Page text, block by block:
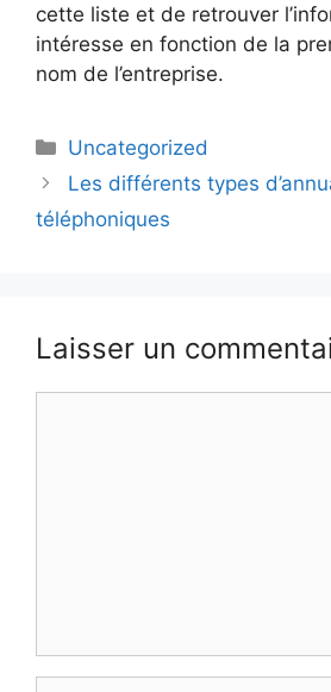
cette liste et de retrouver
intéresse en fonction de la
nom de l’entreprise.
Catégories
Uncategorized
Les différents types
téléphoniques
Laisser un